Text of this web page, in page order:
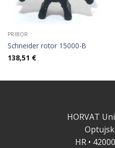
PRIBOR
Schneider rotor 15000-B
138,51 €
HORVAT
HR •